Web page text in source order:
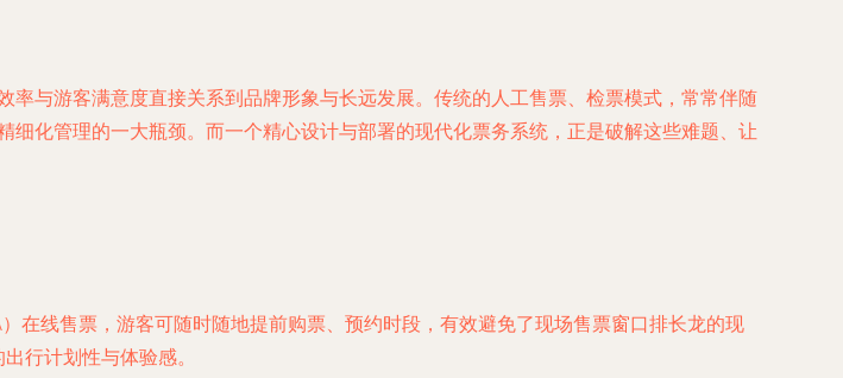
与游客满意度直接关系到品牌形象与长远发展。传统的人工售票、检票模式，常常伴随
化管理的一大瓶颈。而一个精心设计与部署的现代化票务系统，正是破解这些难题、让
在线售票，游客可随时随地提前购票、预约时段，有效避免了现场售票窗口排长龙的现
行计划性与体验感。